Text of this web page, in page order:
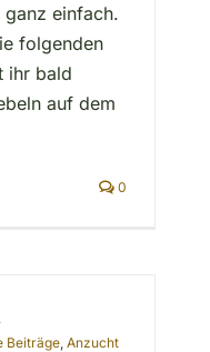
einfach.
folgenden
ihr bald
auf dem
0
Beiträge ,Anzucht